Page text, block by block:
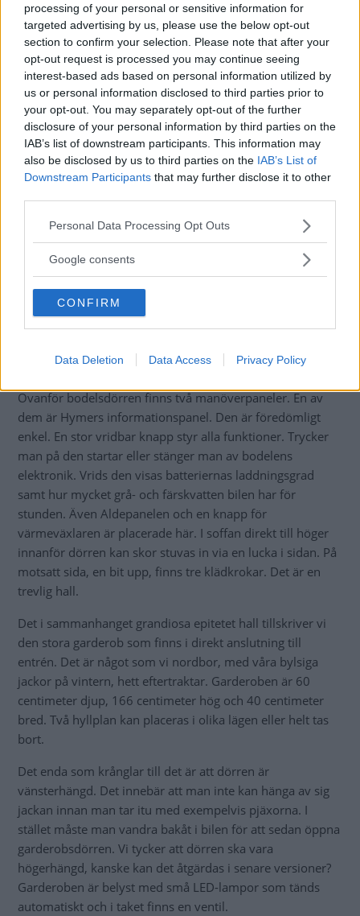
processing of your personal or sensitive information for
targeted advertising by us, please use the below opt-out
section to confirm your selection. Please note that after your
opt-out request is processed you may continue seeing
interest-based ads based on personal information utilized by
us or personal information disclosed to third parties prior to
your opt-out. You may separately opt-out of the further
disclosure of your personal information by third parties on the
IAB’s list of downstream participants. This information may
also be disclosed by us to third parties on the IAB’s List of
Downstream Participants that may further disclose it to other
Please note that this website/app uses one or more Google
not limited to your visit or usage behaviour. You may click to
use your data for below specified purposes in below Google
consent section.
Personal Data Processing Opt Outs
Google consents
CONFIRM
Data Deletion Data Access Privacy Policy
smältvatten från snöiga skor. Bilen har även ett extra
värmepaket med fläkt under förarstolen. Dess funktion är
att tillföra lite extra värme och få rotation på luften i
förarhytten. Reglaget till värmepaketet sitter på sidan av
stolen. Det är lätt hänt att knäppa på det av misstag med
foten.
Det som fullbordar vinteranpassningen i testbilen är de
isolerade och uppvärmda färsk-och gråvattentankarna
som dessutom har ett skyddande glasfiberhölje.
Bilen är lågbyggd och har ett behagligt lågt insteg. Första
trappsteget är 22 centimeter högt. Totalt utgörs insteget av
två steg placerade innanför entrédörren. Inget yttre
utfällbart steg behövs. Det är en fördel vintertid då
utvändiga trappor har en tendens att krångla om de
utsätts för vägsalt, is och kyla.
myggnät, förvaring samt ett avlångt, trevligt fönster.
Ovanför bodelsdörren finns två manöverpaneler. En av
dem är Hymers informationspanel. Den är föredömligt
enkel. En stor vridbar knapp styr alla funktioner. Trycker
man på den startar eller stänger man av bodelens
elektronik. Vrids den visas batteriernas laddningsgrad
samt hur mycket grå- och färskvatten bilen har för
stunden. Även Aldepanelen och en knapp för
värmeväxlaren är placerade här. I soffan direkt till höger
innanför dörren kan skor stuvas in via en lucka i sidan. På
motsatt sida, en bit upp, finns tre klädkrokar. Det är en
trevlig hall.
Det i sammanhanget grandiosa epitetet hall tillskriver vi
den stora garderob som finns i direkt anslutning till
entrén. Det är något som vi nordbor, med våra bylsiga
jackor på vintern, hett eftertraktar. Garderoben är 60
centimeter djup, 166 centimeter hög och 40 centimeter
bred. Två hyllplan kan placeras i olika lägen eller helt tas
bort.
Det enda som krånglar till det är att dörren är
vänsterhängd. Det innebär att man inte kan hänga av sig
jackan innan man tar itu med exempelvis pjäxorna. I
stället måste man vandra bakåt i bilen för att sedan öppna
garderobsdörren. Vi tycker att dörren ska vara
högerhängd, kanske kan det åtgärdas i senare versioner?
Garderoben är belyst med små LED-lampor som tänds
automatiskt och i taket finns en ventil.